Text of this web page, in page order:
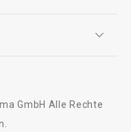
GmbH Alle Rechte